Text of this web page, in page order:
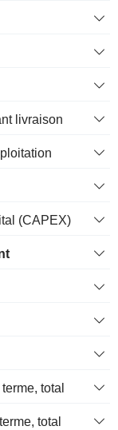
livraison
(CAPEX)
total
total